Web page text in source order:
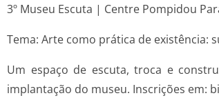
3º Museu Escuta | Centre Pompidou
Tema: Arte como prática de existência:
Um espaço de escuta, troca e
implantação do museu. Inscrições em: